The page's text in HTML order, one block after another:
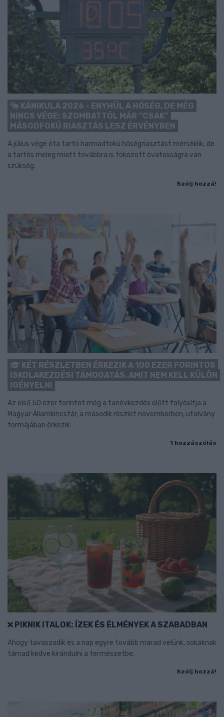
KÁNIKULA 2026 - ENYHÜL A HŐSÉG, DE MÉG
NINCS VÉGE: SZOMBATTÓL MÁR “CSAK”
MÁSODFOKÚ RIASZTÁS LESZ ÉRVÉNYBEN
A július vége óta tartó harmadfokú hőségriasztást mérséklik, de
a tartós meleg miatt továbbra is fokozott óvatosságra van
szükség.
Szólj hozzá!
KÉT RÉSZLETBEN ÉRKEZIK A 100 EZER FORINTOS
ISKOLAKEZDÉSI TÁMOGATÁS, AMIT NEM KELL KÜLÖN
IGÉNYELNI
Az első 50 ezer forintot még a tanévkezdés előtt folyósítja a
Magyar Államkincstár, a második részlet novemberben, utalvány
formájában érkezik.
1 hozzászólás
PIKNIK ITALOK: ÍZEK ÉS ÉLMÉNYEK A SZABADBAN
Ahogy tavaszodik és a nap egyre tovább marad velünk, sokaknak
támad kedve kirándulni a természetbe.
Szólj hozzá!